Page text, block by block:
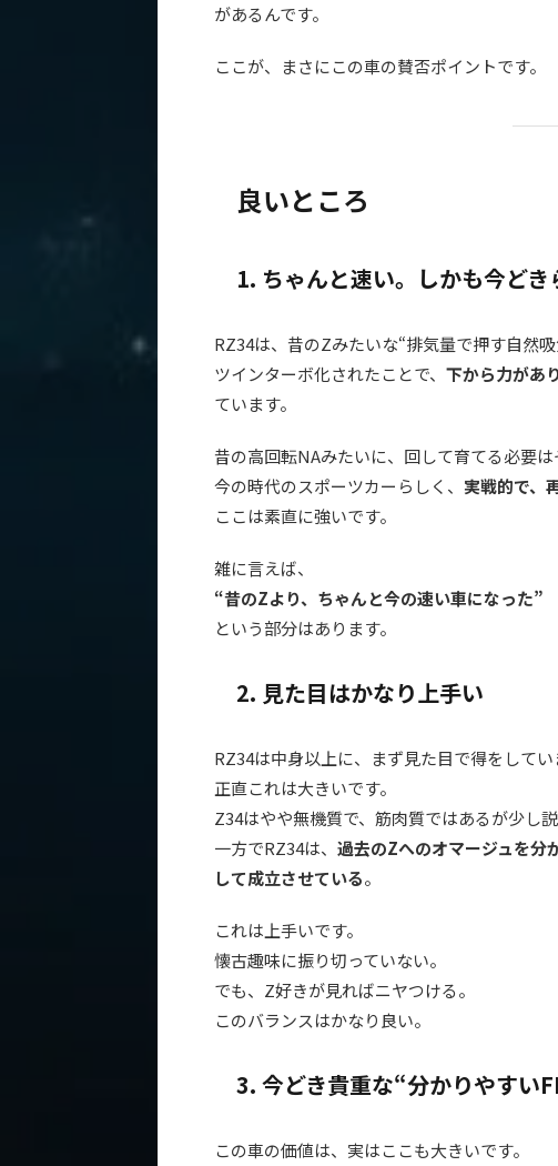
があるんです。
ここが、まさにこの車の賛否ポイントです。
良いところ
1. ちゃんと速い。しかも今ど
RZ34は、昔のZみたいな“排気量で押す自然
ツインターボ化されたことで、 下から力があ
ています。
昔の高回転NAみたいに、回して育てる必要は
今の時代のスポーツカーらしく、 実戦的で、
ここは素直に強いです。
雑に言えば、
“昔のZより、ちゃんと今の速い車になった”
という部分はあります。
2. 見た目はかなり上手い
RZ34は中身以上に、まず見た目で得をしてい
正直これは大きいです。
Z34はやや無機質で、筋肉質ではあるが少し
一方でRZ34は、 過去のZへのオマージュを分
して成立させている。
これは上手いです。
懐古趣味に振り切っていない。
でも、Z好きが見ればニヤつける。
このバランスはかなり良い。
3. 今どき貴重な“分かりやすい
この車の価値は、実はここも大きいです。